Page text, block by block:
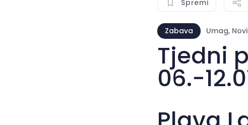
Spremi
Zabava Umag,
Tjedni
06.-